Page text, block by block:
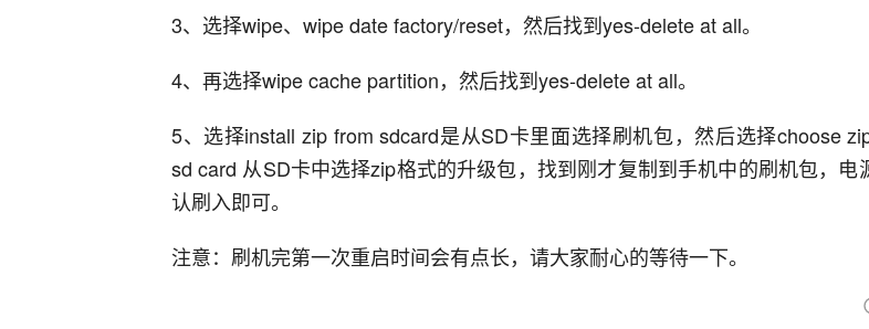
3、选择wipe、wipe date factory/reset，然后找到yes-delete at all。
4、再选择wipe cache partition，然后找到yes-delete at all。
5、选择install zip from sdcard是从SD卡里面选择刷机包，然后选择choose
sd card 从SD卡中选择zip格式的升级包，找到刚才复制到手机中的刷机包，电
认刷入即可。
注意：刷机完第一次重启时间会有点长，请大家耐心的等待一下。